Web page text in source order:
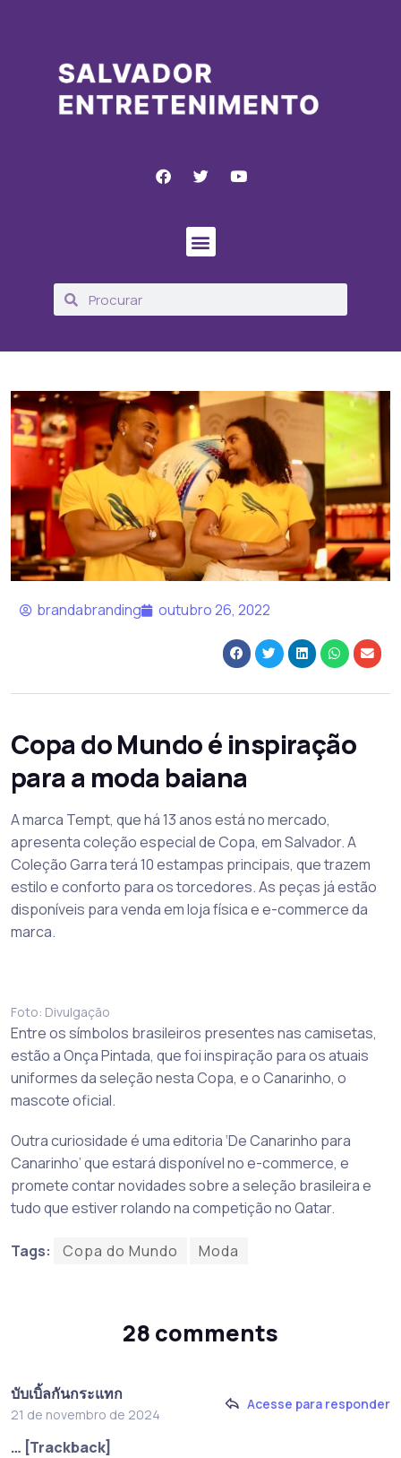
brandabranding outubro 26, 2022
Copa do Mundo é inspiração
para a moda baiana
A marca Tempt, que há 13 anos está no mercado,
apresenta coleção especial de Copa, em Salvador. A
Coleção Garra terá 10 estampas principais, que trazem
estilo e conforto para os torcedores. As peças já estão
disponíveis para venda em loja física e e-commerce da
marca.
Foto: Divulgação
Entre os símbolos brasileiros presentes nas camisetas,
estão a Onça Pintada, que foi inspiração para os atuais
uniformes da seleção nesta Copa, e o Canarinho, o
mascote oficial.
Outra curiosidade é uma editoria ‘De Canarinho para
Canarinho’ que estará disponível no e-commerce, e
promete contar novidades sobre a seleção brasileira e
tudo que estiver rolando na competição no Qatar.
Tags: Copa do Mundo Moda
28 comments
บับเบิ้ลกันกระแทก
21 de novembro de 2024
Acesse para responder
… [Trackback]